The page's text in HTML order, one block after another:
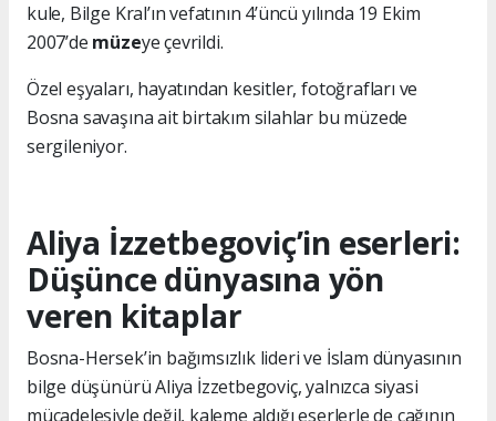
kule, Bilge Kral’ın vefatının 4’üncü yılında 19 Ekim
2007’de müzeye çevrildi.
Özel eşyaları, hayatından kesitler, fotoğrafları ve
Bosna savaşına ait birtakım silahlar bu müzede
sergileniyor.
Aliya İzzetbegoviç’in eserleri:
Düşünce dünyasına yön
veren kitaplar
Bosna-Hersek’in bağımsızlık lideri ve İslam dünyasının
bilge düşünürü Aliya İzzetbegoviç, yalnızca siyasi
mücadelesiyle değil, kaleme aldığı eserlerle de çağının